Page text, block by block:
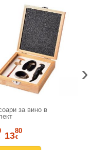
за вино в
1380
€
›